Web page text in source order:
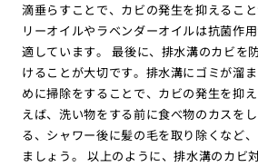
滴垂らすことで、カビの発生を抑えるこ
リーオイルやラベンダーオイルは抗菌作
適しています。 最後に、排水溝のカビを
けることが大切です。排水溝にゴミが溜
めに掃除をすることで、カビの発生を抑
えば、洗い物をする前に食べ物のカスを
る、シャワー後に髪の毛を取り除くなど
ましょう。 以上のように、排水溝のカビ